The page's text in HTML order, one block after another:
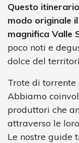
Questo
modo originale
magnifica Valle
poco noti e
dolce del
Trote di
Abbiamo
produttori che
attraverso le
Le nostre guide